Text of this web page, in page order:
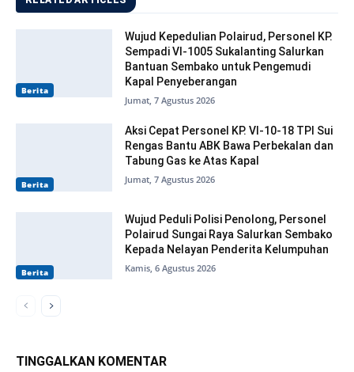
Berita
Wujud Kepedulian Polairud, Personel KP.
Sempadi VI-1005 Sukalanting Salurkan
Bantuan Sembako untuk Pengemudi
Kapal Penyeberangan
Jumat, 7 Agustus 2026
Berita
Aksi Cepat Personel KP. VI-10-18 TPI Sui
Rengas Bantu ABK Bawa Perbekalan dan
Tabung Gas ke Atas Kapal
Jumat, 7 Agustus 2026
Berita
Wujud Peduli Polisi Penolong, Personel
Polairud Sungai Raya Salurkan Sembako
Kepada Nelayan Penderita Kelumpuhan
Kamis, 6 Agustus 2026
TINGGALKAN KOMENTAR